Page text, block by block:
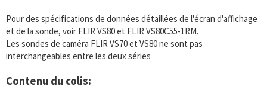
Pour des spécifications de données détaillées de l'écran d'affichage
et de la sonde, voir FLIR VS80 et FLIR VS80C55-1RM.
Les sondes de caméra FLIR VS70 et VS80 ne sont pas
interchangeables entre les deux séries
Contenu du colis: